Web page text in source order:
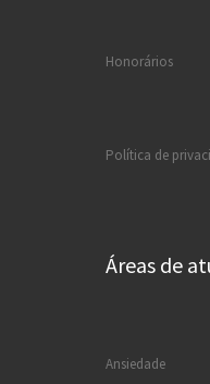
Honorários
Política de
Áreas de
Ansiedade